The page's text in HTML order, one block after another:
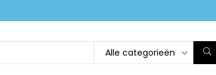
Alle categorieën